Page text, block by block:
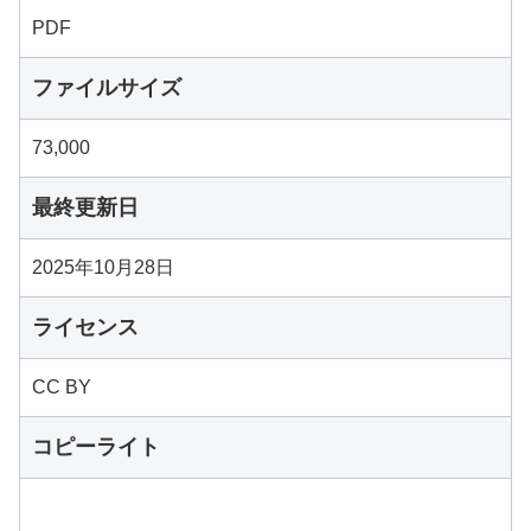
PDF
ファイルサイズ
73,000
最終更新日
2025年10月28日
ライセンス
CC BY
コピーライト